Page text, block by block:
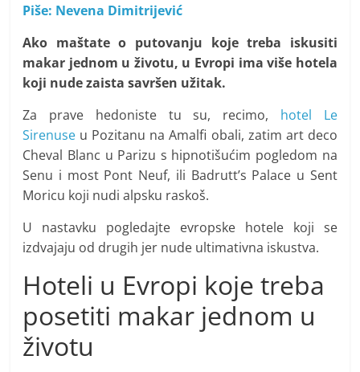
v
i
j
e
s
t
i
Piše: Nevena Dimitrijević
Ako maštate o putovanju koje treba iskusiti
makar jednom u životu, u Evropi ima više hotela
koji nude zaista savršen užitak.
Za prave hedoniste tu su, recimo, hotel Le
Sirenuse u Pozitanu na Amalfi obali, zatim art deco
Cheval Blanc u Parizu s hipnotišućim pogledom na
Senu i most Pont Neuf, ili Badrutt’s Palace u Sent
Moricu koji nudi alpsku raskoš.
U nastavku pogledajte evropske hotele koji se
izdvajaju od drugih jer nude ultimativna iskustva.
Hoteli u Evropi koje treba
posetiti makar jednom u
životu